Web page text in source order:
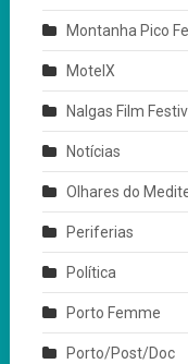
Montanha Pico
MotelX
Nalgas Film
Notícias
Olhares do
Periferias
Política
Porto Femme
Porto/Post/Doc